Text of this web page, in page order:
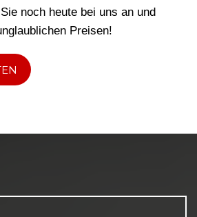
noch heute bei uns an und
Preisen!